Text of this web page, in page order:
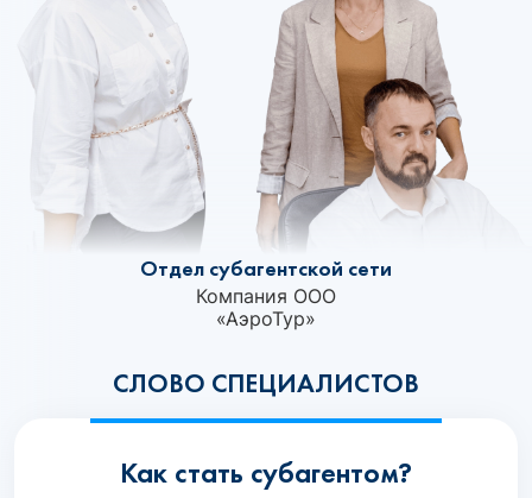
СЛОВО СПЕЦИАЛИСТОВ
Отдел субагентской сети
Компания ООО
«АэроТур»‎
Как стать субагентом?